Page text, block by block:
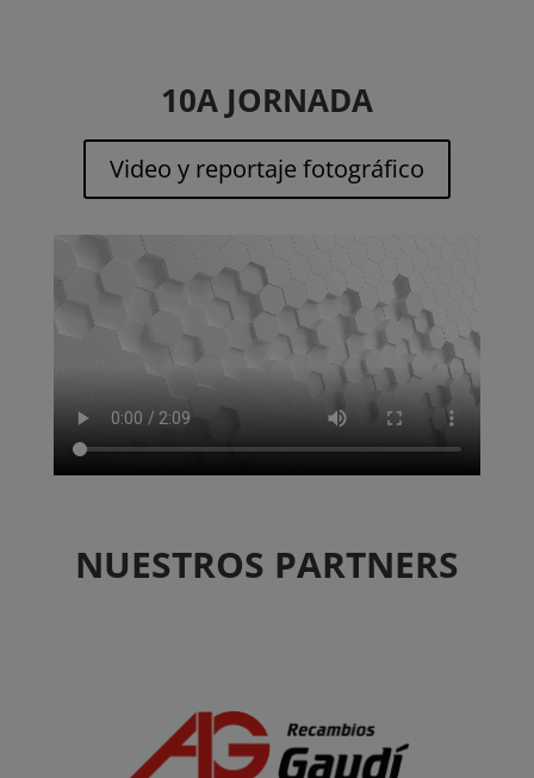
10A JORNADA
Video y reportaje fotográfico
NUESTROS PARTNERS